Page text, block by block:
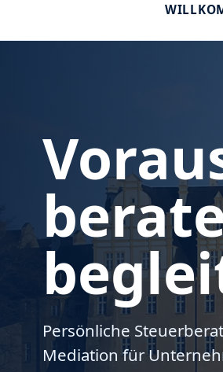
Persönliche
Mediation für